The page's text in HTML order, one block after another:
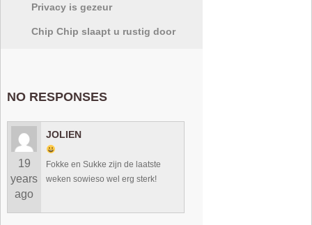
Privacy is gezeur
Chip Chip slaapt u rustig door
NO RESPONSES
19
years
ago
JOLIEN
Fokke en Sukke zijn de laatste
weken sowieso wel erg sterk!